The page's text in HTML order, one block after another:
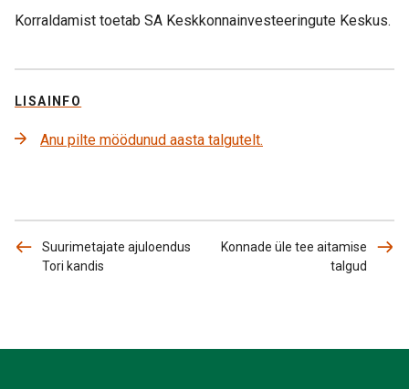
Korraldamist toetab SA Keskkonnainvesteeringute Keskus.
LISAINFO
Anu pilte möödunud aasta talgutelt.
Suurimetajate ajuloendus
Tori kandis
Konnade üle tee aitamise
talgud